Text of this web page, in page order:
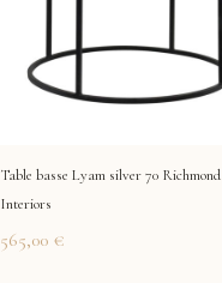
Table basse Lyam silver 70 Richmond
Interiors
565,00 €